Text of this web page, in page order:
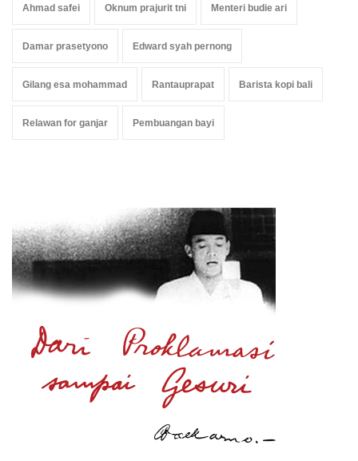
Ahmad safei Oknum prajurit tni Menteri budie ari
Damar prasetyono Edward syah pernong
Gilang esa mohammad Rantauprapat Barista kopi bali
Relawan for ganjar Pembuangan bayi